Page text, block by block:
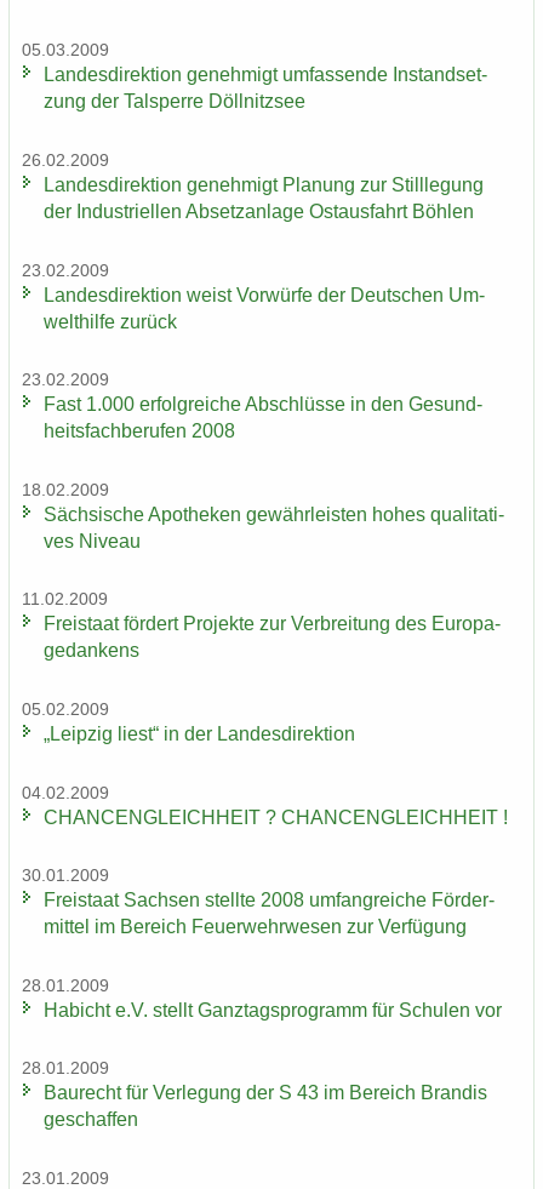
05.03.2009
Lan­des­di­rek­ti­on ge­neh­migt um­fas­sen­de In­stand­set­
zung der Tal­sper­re Döll­nitz­see
26.02.2009
Lan­des­di­rek­ti­on ge­neh­migt Pla­nung zur Still­le­gung
der In­dus­tri­el­len Ab­setz­an­la­ge Ost­aus­fahrt Böh­len
23.02.2009
Lan­des­di­rek­ti­on weist Vor­wür­fe der Deut­schen Um­
welt­hil­fe zu­rück
23.02.2009
Fast 1.000 er­folg­rei­che Ab­schlüs­se in den Ge­sund­
heits­fach­be­ru­fen 2008
18.02.2009
Säch­si­sche Apo­the­ken ge­währ­leis­ten hohes qua­li­ta­ti­
ves Ni­veau
11.02.2009
Frei­staat för­dert Pro­jek­te zur Ver­brei­tung des Eu­ro­pa­
ge­dan­kens
05.02.2009
„Leip­zig liest“ in der Lan­des­di­rek­ti­on
04.02.2009
CHAN­CEN­GLEICH­HEIT ? CHAN­CEN­GLEICH­HEIT !
30.01.2009
Frei­staat Sach­sen stell­te 2008 um­fang­rei­che För­der­
mit­tel im Be­reich Feu­er­wehr­we­sen zur Ver­fü­gung
28.01.2009
Ha­bicht e.V. stellt Ganz­tags­pro­gramm für Schu­len vor
28.01.2009
Bau­recht für Ver­le­gung der S 43 im Be­reich Bran­dis
ge­schaf­fen
23.01.2009